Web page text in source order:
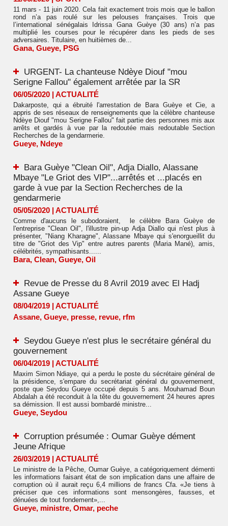
11 mars - 11 juin 2020. Cela fait exactement trois mois que le ballon
rond n’a pas roulé sur les pelouses françaises. Trois que
l’international sénégalais Idrissa Gana Guèye (30 ans) n’a pas
multiplié les courses pour le récupérer dans les pieds de ses
adversaires. Titulaire, en huitièmes de...
Gana, Gueye, PSG
URGENT- La chanteuse Ndèye Diouf "mou
Serigne Fallou" également arrêtée par la SR
06/05/2020 | ACTUALITÉ
Dakarposte, qui a ébruité l'arrestation de Bara Guèye et Cie, a
appris de ses réseaux de renseignements que la célèbre chanteuse
Ndèye Diouf "mou Serigne Fallou" fait partie des personnes mis aux
arrêts et gardés à vue par la redoutée mais redoutable Section
Recherches de la gendarmerie.
Gueye, Ndeye
Bara Guèye "Clean Oil", Adja Diallo, Alassane
Mbaye "Le Griot des VIP"...arrêtés et ...placés en
garde à vue par la Section Recherches de la
gendarmerie
05/05/2020 | ACTUALITÉ
Comme d'aucuns le subodoraient, le célèbre Bara Guèye de
l'entreprise "Clean Oil", l'illustre pin-up Adja Diallo qui n'est plus à
présenter, "Niang Kharagne", Alassane Mbaye qui s'enorgueillit du
titre de "Griot des Vip" entre autres parents (Maria Mané), amis,
célébrités, sympathisants......
Bara, Clean, Gueye, Oil
Revue de Presse du 8 Avril 2019 avec El Hadj
Assane Gueye
08/04/2019 | ACTUALITÉ
Assane, Gueye, presse, revue, rfm
Seydou Gueye n'est plus le secrétaire général du
gouvernement
06/04/2019 | ACTUALITÉ
Maxim Simon Ndiaye, qui a perdu le poste du sécrétaire général de
la présidence, s'empare du secrétariat général du gouvernement,
poste que Seydou Gueye occupé depuis 5 ans. Mouhamad Boun
Abdalah a été reconduit à la tête du gouvernement 24 heures apres
sa démission. Il est aussi bombardé ministre...
Gueye, Seydou
Corruption présumée : Oumar Guèye dément
Jeune Afrique
26/03/2019 | ACTUALITÉ
Le ministre de la Pêche, Oumar Guèye, a catégoriquement démenti
les informations faisant état de son implication dans une affaire de
corruption où il aurait reçu 6,4 millions de francs Cfa. «Je tiens à
préciser que ces informations sont mensongères, fausses, et
dénuées de tout fondement»,...
Gueye, ministre, Omar, peche